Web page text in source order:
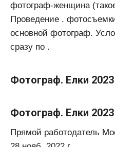
фотограф-женщина
Проведение .
основной фотограф.
сразу по .
Фотограф. Елки 2023
Фотограф. Елки 2023
Прямой работодатель